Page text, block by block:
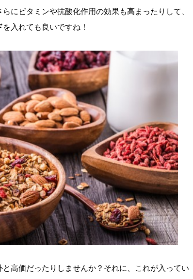
にビタミンや抗酸化作用の効果も高まったりして、
を入れても良いですね！
高価だったりしませんか？それに、これが入ってい